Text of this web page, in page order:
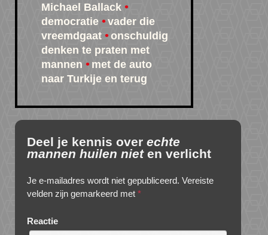
Michael Ballack
democratie
vader die
vreemdgaat
onschuldig
denken te praten met
mannen
met de auto
naar Turkije en terug
Deel je kennis over echte
mannen huilen nieten verlicht
Je e-mailadres wordt niet gepubliceerd. Vereiste
velden zijn gemarkeerd met *
Reactie